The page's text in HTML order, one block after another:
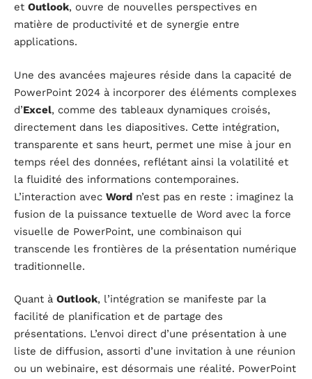
et Outlook, ouvre de nouvelles perspectives en
matière de productivité et de synergie entre
applications.
Une des avancées majeures réside dans la capacité de
PowerPoint 2024 à incorporer des éléments complexes
d’Excel, comme des tableaux dynamiques croisés,
directement dans les diapositives. Cette intégration,
transparente et sans heurt, permet une mise à jour en
temps réel des données, reflétant ainsi la volatilité et
la fluidité des informations contemporaines.
L’interaction avec Word n’est pas en reste : imaginez la
fusion de la puissance textuelle de Word avec la force
visuelle de PowerPoint, une combinaison qui
transcende les frontières de la présentation numérique
traditionnelle.
Quant à Outlook, l’intégration se manifeste par la
facilité de planification et de partage des
présentations. L’envoi direct d’une présentation à une
liste de diffusion, assorti d’une invitation à une réunion
ou un webinaire, est désormais une réalité. PowerPoint